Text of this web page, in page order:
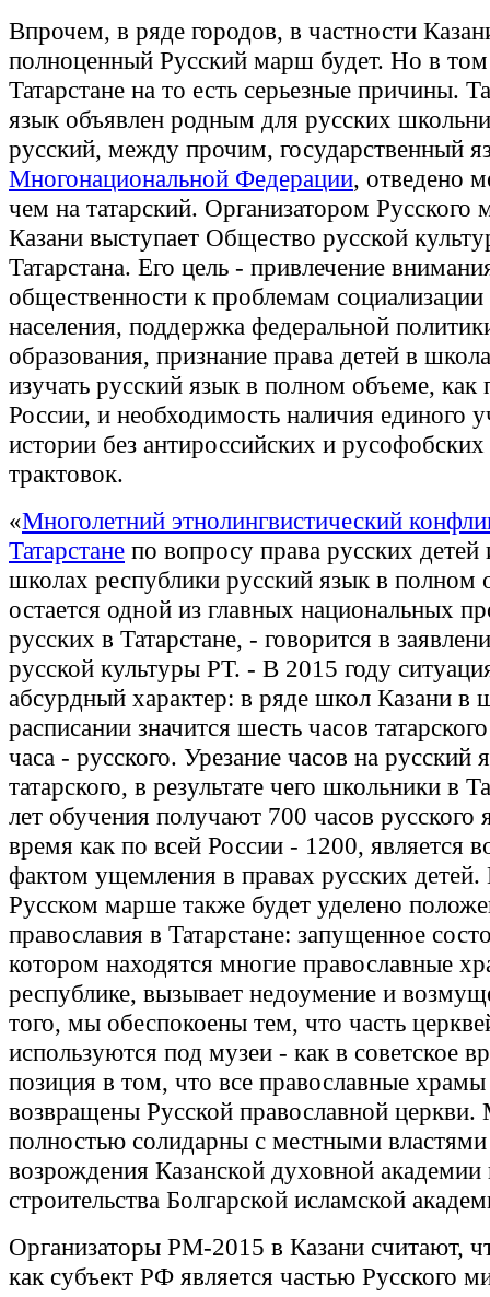
Впрочем, в ряде городов, в частности
полноценный Русский марш будет. Но в
Татарстане на то есть серьезные причины.
язык объявлен родным для русских
русский, между прочим, государственный
Многонациональной Федерации, отведено
чем на татарский. Организатором
Казани выступает Общество русской
Татарстана. Его цель - привлечение
общественности к проблемам социализации
населения, поддержка федеральной
образования, признание права детей в
изучать русский язык в полном объеме, как
России, и необходимость наличия единого
истории без антироссийских и
трактовок.
«Многолетний этнолингвистический
Татарстане по вопросу права русских детей
школах республики русский язык в полном
остается одной из главных национальных
русских в Татарстане, - говорится в
русской культуры РТ. - В 2015 году
абсурдный характер: в ряде школ Казани в
расписании значится шесть часов
часа - русского. Урезание часов на русский
татарского, в результате чего школьники в
лет обучения получают 700 часов русского
время как по всей России - 1200, является
фактом ущемления в правах русских
Русском марше также будет уделено
православия в Татарстане: запущенное
котором находятся многие православные
республике, вызывает недоумение и
того, мы обеспокоены тем, что часть
используются под музеи - как в советское
позиция в том, что все православные
возвращены Русской православной
полностью солидарны с местными
возрождения Казанской духовной академии
строительства Болгарской исламской
Организаторы РМ-2015 в Казани считают,
как субъект РФ является частью Русского